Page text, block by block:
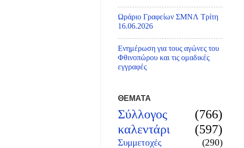
Ωράριο Γραφείων ΣΜΝΛ Τρίτη
16.06.2026
Ενημέρωση για τους αγώνες του
Φθινοπώρου και τις ομαδικές
εγγραφές
ΘΕΜΑΤΑ
Σύλλογος
(766)
καλεντάρι
(597)
Συμμετοχές
(290)